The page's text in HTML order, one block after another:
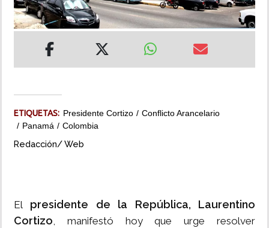
IMPRESO
ETIQUETAS: Presidente Cortizo
Conflicto Arancelario
Panamá
Colombia
Redacción/ Web
El presidente de la República, Laurentino
Cortizo, manifestó hoy que urge resolver